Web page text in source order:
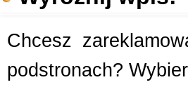
Chcesz
podstronach?